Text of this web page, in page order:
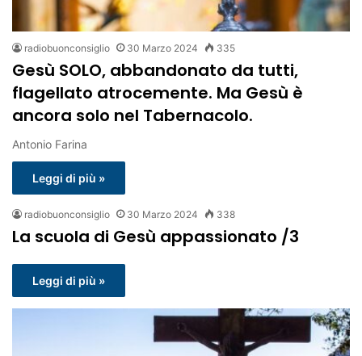
radiobuonconsiglio 30 Marzo 2024 335
Gesù SOLO, abbandonato da tutti,
flagellato atrocemente. Ma Gesù è
ancora solo nel Tabernacolo.
Antonio Farina
Leggi di più »
radiobuonconsiglio 30 Marzo 2024 338
La scuola di Gesù appassionato /3
Leggi di più »